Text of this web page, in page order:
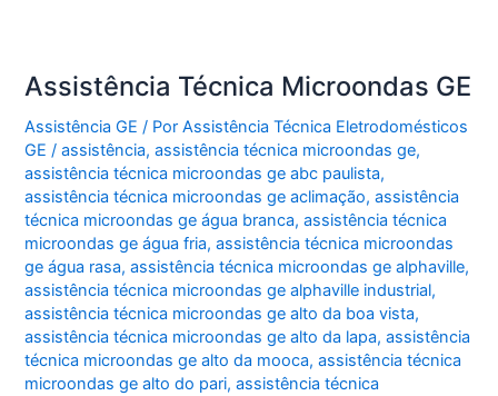
Assistência Técnica Microondas GE
Assistência GE / PorAssistência Técnica Eletrodomésticos
GE/assistência,assistência técnica microondas ge,
assistência técnica microondas ge abc paulista,
assistência técnica microondas ge aclimação,assistência
técnica microondas ge água branca,assistência técnica
microondas ge água fria,assistência técnica microondas
ge água rasa,assistência técnica microondas ge alphaville,
assistência técnica microondas ge alphaville industrial,
assistência técnica microondas ge alto da boa vista,
assistência técnica microondas ge alto da lapa,assistência
técnica microondas ge alto da mooca,assistência técnica
microondas ge alto do pari,assistência técnica